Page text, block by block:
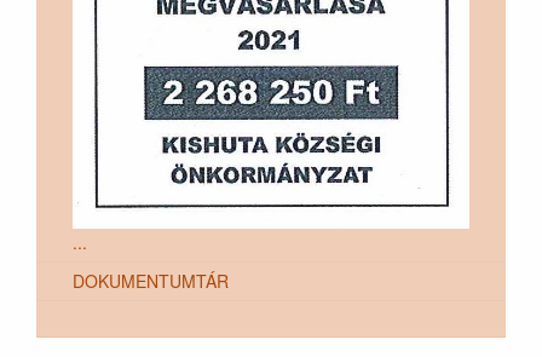
...
DOKUMENTUMTÁR